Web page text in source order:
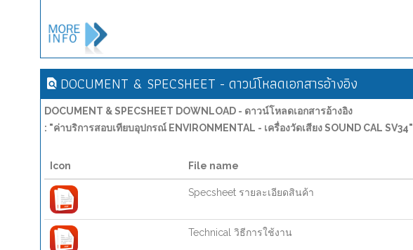
DOCUMENT & SPECSHEET - ดาวน์โหลดเอกสารอ้างอิง
DOCUMENT & SPECSHEET DOWNLOAD - ดาวน์โหลดเอกสารอ้างอิง
: "ค่าบริการสอบเทียบอุปกรณ์ ENVIRONMENTAL - เครื่องวัดเสียง SOUND CAL SV34"
Icon File name
Specsheet รายละเอียดสินค้า
Technical วิธีการใช้งาน